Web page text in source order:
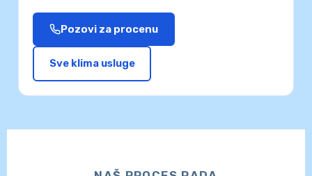
Pozovi za procenu
Sve klima usluge